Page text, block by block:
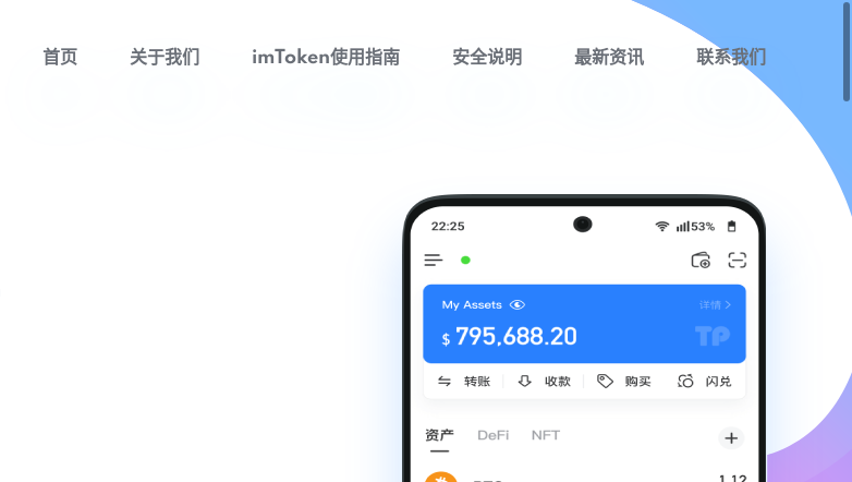
首页 关于我们 imToken使用指南 安全说明 最新资讯 联系我们